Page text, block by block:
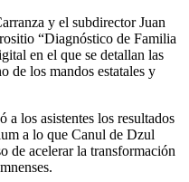
y el subdirector Juan
“Diagnóstico de Familia
en el que se detallan las
de los mandos estatales y
a los asistentes los resultados
a lo que Canul de Dzul
de acelerar la transformación